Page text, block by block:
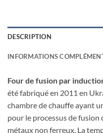
DESCRIPTION
INFORMATIONS
Four de fusion par
été fabriqué en 2011 en
chambre de chauffe ayant
pour le processus de fusion
métaux non ferreux. La